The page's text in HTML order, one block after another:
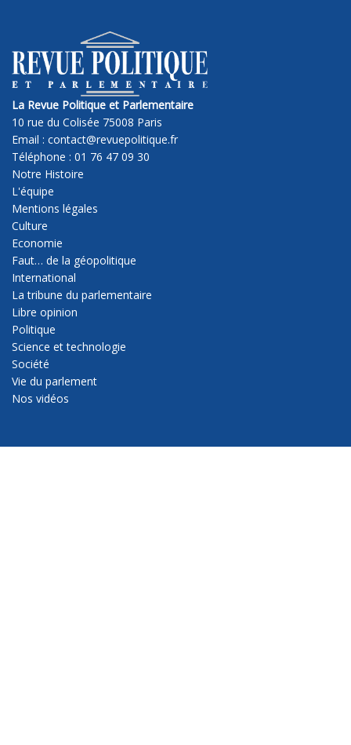
La Revue Politique et Parlementaire
10 rue du Colisée 75008 Paris
Email : contact@revuepolitique.fr
Téléphone : 01 76 47 09 30
Notre Histoire
L'équipe
Mentions légales
Culture
Economie
Faut… de la géopolitique
International
La tribune du parlementaire
Libre opinion
Politique
Science et technologie
Société
Vie du parlement
Nos vidéos